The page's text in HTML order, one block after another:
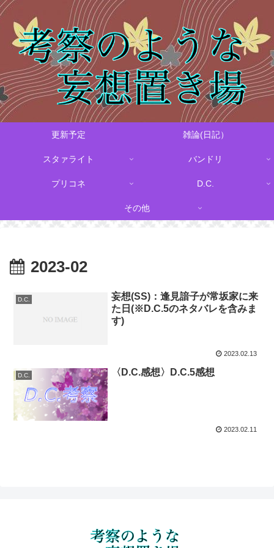
更新予定 雑論(日記）
スタァライト バンドリ
プリコネ D.C.
その他
2023-02
D.C.
妄想(SS)：逢見諳子が常坂家に来
た日(※D.C.5のネタバレを含みま
す)
2023.02.13
D.C. 〈D.C.感想〉D.C.5感想
2023.02.11